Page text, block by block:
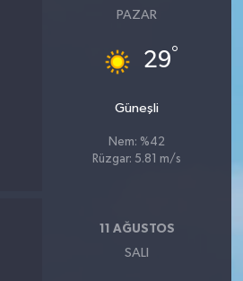
PAZAR
29°
Güneşli
Nem: %42
Rüzgar: 5.81 m/s
11 AĞUSTOS
SALI